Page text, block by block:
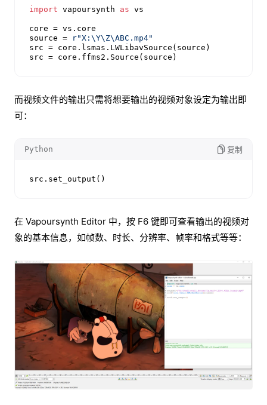
import vapoursynth as vs
core = vs.core
source =
r"X:\Y\Z\ABC.mp4"
src = core.lsmas.LWLibavSource(source)
src = core.ffms2.Source(source)
而视频文件的输出只需将想要输出的视频对象设定为输出即
可：
Python 复制
src.set_output()
在 Vapoursynth Editor 中，按 F6 键即可查看输出的视频对
象的基本信息，如帧数、时长、分辨率、帧率和格式等等：